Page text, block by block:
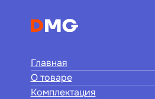
Главная
О товаре
Комплектация